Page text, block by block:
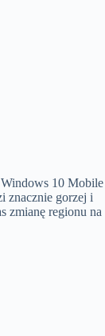
Windows 10 Mobile
znacznie gorzej i
zmianę regionu na